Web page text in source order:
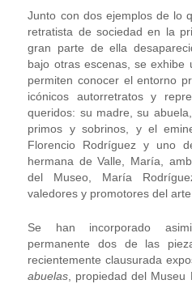
Junto con dos ejemplos de lo
retratista de sociedad en la
gran parte de ella
bajo otras escenas, se exhibe
permiten conocer el entorno
icónicos autorretratos y
queridos: su madre, su
primos y sobrinos, y el
Florencio Rodríguez y uno
hermana de Valle, María,
del Museo, María
valedores y promotores del arte
Se han incorporado
permanente dos de las
recientemente clausurada
abuelas , propiedad del Museu